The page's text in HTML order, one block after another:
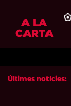
A LA
CARTA
Últimes notícies: